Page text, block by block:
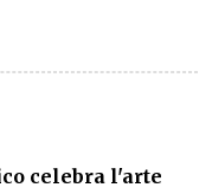
celebra l'arte